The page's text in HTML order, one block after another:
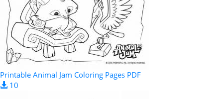
Printable Animal Jam Coloring Pages PDF
10